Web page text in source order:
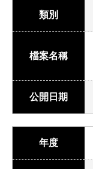
類別
檔案名稱
公開日期
年度